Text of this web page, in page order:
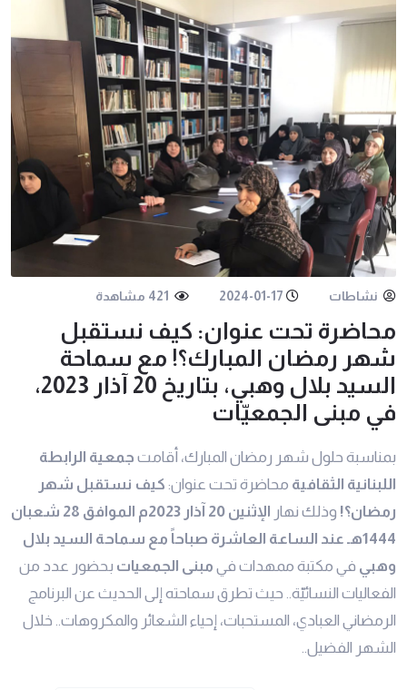
نشاطات 2024-01-17
محاضرة تحت عنوان: كيف نستقبل
شهر رمضان المبارك؟! مع سماحة
السيد بلال وهبي، بتاريخ 20 آذار 2023،
في مبنى الجمعيّات
بمناسبة حلول شهر رمضان المبارك، أقامت جمعية الرابطة
اللبنانية الثقافية محاضرة تحت عنوان: كيف نستقبل شهر
رمضان؟! وذلك نهار
الإثنين 20 آذار 2023م الموافق 28 شعبان
1444هـ عند الساعة العاشرة صباحاً مع سماحة السيد بلال
وهبي في مكتبة ممهدات في مبنى الجمعيات بحضور عدد من
الفعاليات النسائيّة.. حيث تطرق سماحته إلى الحديث عن البرنامج
الرمضاني العبادي، المستحبات، إحياء الشعائر والمكروهات.. خلال
الشهر الفضيل..